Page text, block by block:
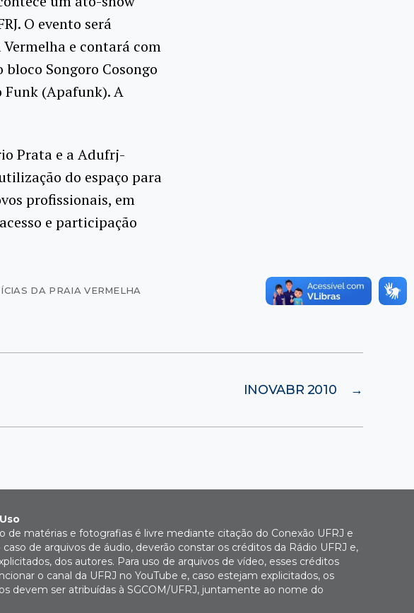
O evento será
e contará com
Songoro Cosongo
Funk (Apafunk). A
Prata e a Adufrj-
do espaço para
profissionais, em
e participação
DA PRAIA VERMELHA
→
INOVABR 2010
de matérias e fotografias é livre mediante citação do Conexão UFRJ e
de arquivos de áudio, deverão constar os créditos da Rádio UFRJ e,
dos autores. Para uso de arquivos de vídeo, esses créditos
o canal da UFRJ no YouTube e, caso estejam explicitados, os
devem ser atribuídas à SGCOM/UFRJ, juntamente ao nome do